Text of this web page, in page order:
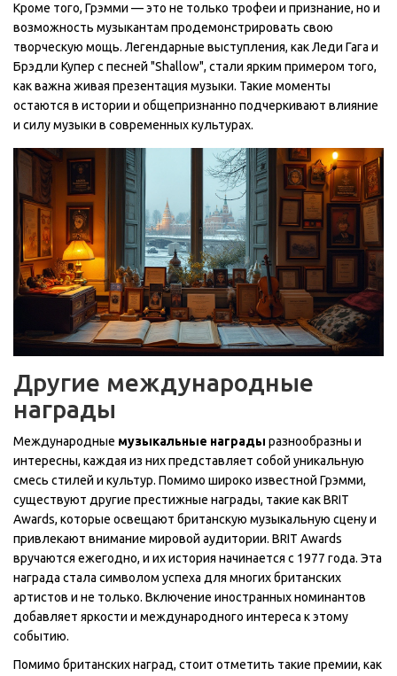
Кроме того, Грэмми — это не только трофеи и признание, но и
возможность музыкантам продемонстрировать свою
творческую мощь. Легендарные выступления, как Леди Гага и
Брэдли Купер с песней "Shallow", стали ярким примером того,
как важна живая презентация музыки. Такие моменты
остаются в истории и общепризнанно подчеркивают влияние
и силу музыки в современных культурах.
Другие международные
награды
Международные музыкальные награды разнообразны и
интересны, каждая из них представляет собой уникальную
смесь стилей и культур. Помимо широко известной Грэмми,
существуют другие престижные награды, такие как BRIT
Awards, которые освещают британскую музыкальную сцену и
привлекают внимание мировой аудитории. BRIT Awards
вручаются ежегодно, и их история начинается с 1977 года. Эта
награда стала символом успеха для многих британских
артистов и не только. Включение иностранных номинантов
добавляет яркости и международного интереса к этому
событию.
Помимо британских наград, стоит отметить такие премии, как